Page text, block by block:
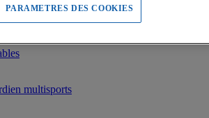
multisports
PARAMETRES DES COOKIES